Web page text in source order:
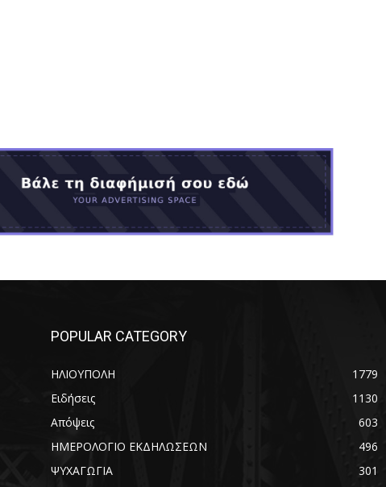
POPULAR CATEGORY
ΗΛΙΟΥΠΟΛΗ
1779
Ειδήσεις
1130
Απόψεις
603
ΗΜΕΡΟΛΟΓΙΟ ΕΚΔΗΛΩΣΕΩΝ
496
ΨΥΧΑΓΩΓΙΑ
301